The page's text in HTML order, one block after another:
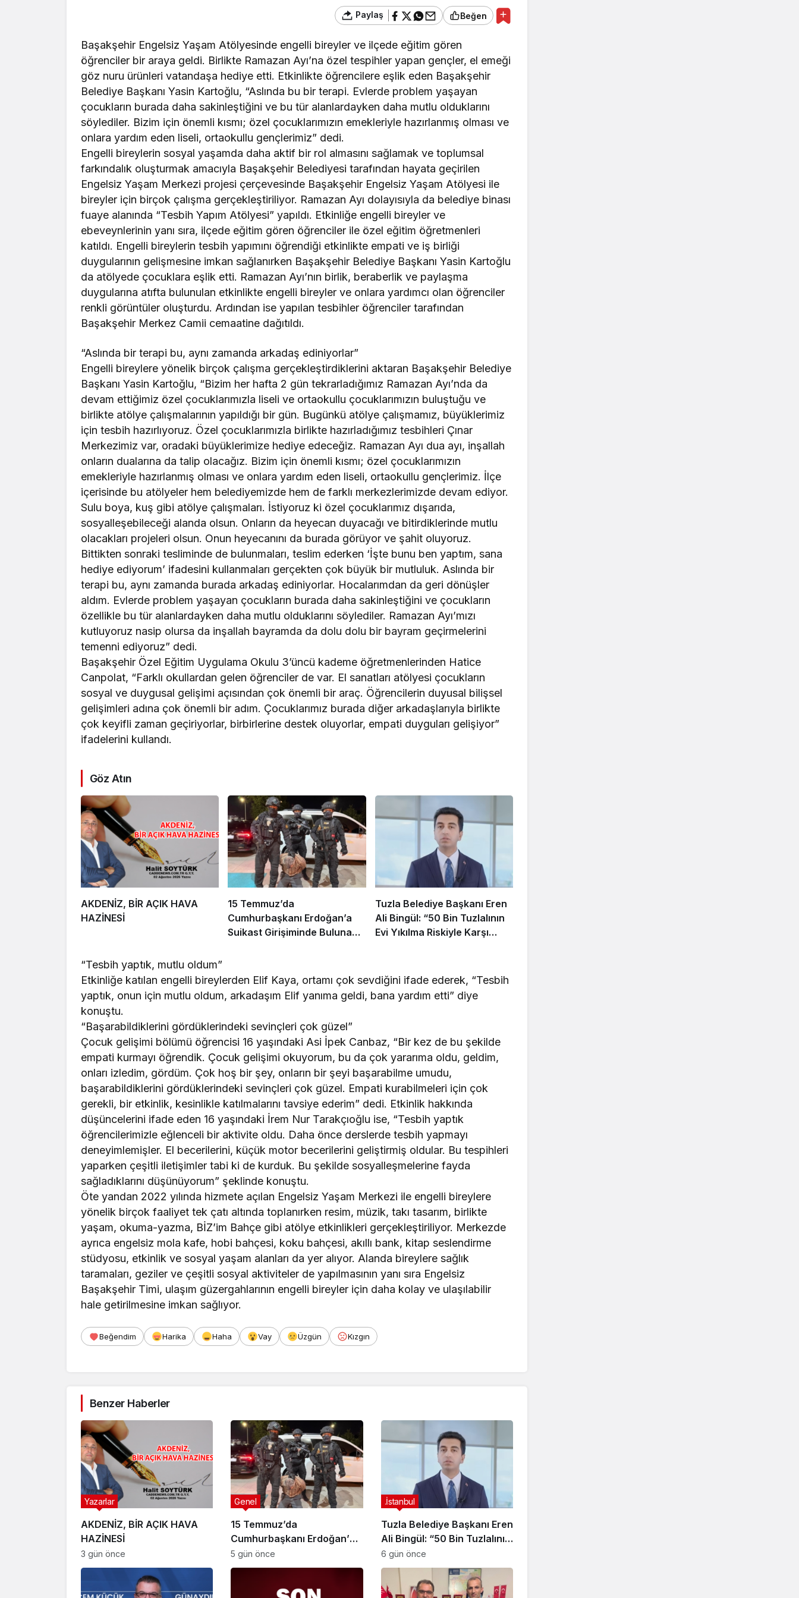
Paylaş Beğen
Başakşehir Engelsiz Yaşam Atölyesinde engelli bireyler ve ilçede eğitim gören
öğrenciler bir araya geldi. Birlikte Ramazan Ayı’na özel tespihler yapan gençler, el emeği
göz nuru ürünleri vatandaşa hediye etti. Etkinlikte öğrencilere eşlik eden Başakşehir
Belediye Başkanı Yasin Kartoğlu, “Aslında bu bir terapi. Evlerde problem yaşayan
çocukların burada daha sakinleştiğini ve bu tür alanlardayken daha mutlu olduklarını
söylediler. Bizim için önemli kısmı; özel çocuklarımızın emekleriyle hazırlanmış olması ve
onlara yardım eden liseli, ortaokullu gençlerimiz” dedi.
Engelli bireylerin sosyal yaşamda daha aktif bir rol almasını sağlamak ve toplumsal
farkındalık oluşturmak amacıyla Başakşehir Belediyesi tarafından hayata geçirilen
Engelsiz Yaşam Merkezi projesi çerçevesinde Başakşehir Engelsiz Yaşam Atölyesi ile
bireyler için birçok çalışma gerçekleştiriliyor. Ramazan Ayı dolayısıyla da belediye binası
fuaye alanında “Tesbih Yapım Atölyesi” yapıldı. Etkinliğe engelli bireyler ve
ebeveynlerinin yanı sıra, ilçede eğitim gören öğrenciler ile özel eğitim öğretmenleri
katıldı. Engelli bireylerin tesbih yapımını öğrendiği etkinlikte empati ve iş birliği
duygularının gelişmesine imkan sağlanırken Başakşehir Belediye Başkanı Yasin Kartoğlu
da atölyede çocuklara eşlik etti. Ramazan Ayı’nın birlik, beraberlik ve paylaşma
duygularına atıfta bulunulan etkinlikte engelli bireyler ve onlara yardımcı olan öğrenciler
renkli görüntüler oluşturdu. Ardından ise yapılan tesbihler öğrenciler tarafından
Başakşehir Merkez Camii cemaatine dağıtıldı.
“Aslında bir terapi bu, aynı zamanda arkadaş ediniyorlar”
Engelli bireylere yönelik birçok çalışma gerçekleştirdiklerini aktaran Başakşehir Belediye
Başkanı Yasin Kartoğlu, “Bizim her hafta 2 gün tekrarladığımız Ramazan Ayı’nda da
devam ettiğimiz özel çocuklarımızla liseli ve ortaokullu çocuklarımızın buluştuğu ve
birlikte atölye çalışmalarının yapıldığı bir gün. Bugünkü atölye çalışmamız, büyüklerimiz
için tesbih hazırlıyoruz. Özel çocuklarımızla birlikte hazırladığımız tesbihleri Çınar
Merkezimiz var, oradaki büyüklerimize hediye edeceğiz. Ramazan Ayı dua ayı, inşallah
onların dualarına da talip olacağız. Bizim için önemli kısmı; özel çocuklarımızın
emekleriyle hazırlanmış olması ve onlara yardım eden liseli, ortaokullu gençlerimiz. İlçe
içerisinde bu atölyeler hem belediyemizde hem de farklı merkezlerimizde devam ediyor.
Sulu boya, kuş gibi atölye çalışmaları. İstiyoruz ki özel çocuklarımız dışarıda,
sosyalleşebileceği alanda olsun. Onların da heyecan duyacağı ve bitirdiklerinde mutlu
olacakları projeleri olsun. Onun heyecanını da burada görüyor ve şahit oluyoruz.
Bittikten sonraki tesliminde de bulunmaları, teslim ederken ‘İşte bunu ben yaptım, sana
hediye ediyorum’ ifadesini kullanmaları gerçekten çok büyük bir mutluluk. Aslında bir
terapi bu, aynı zamanda burada arkadaş ediniyorlar. Hocalarımdan da geri dönüşler
aldım. Evlerde problem yaşayan çocukların burada daha sakinleştiğini ve çocukların
özellikle bu tür alanlardayken daha mutlu olduklarını söylediler. Ramazan Ayı’mızı
kutluyoruz nasip olursa da inşallah bayramda da dolu dolu bir bayram geçirmelerini
temenni ediyoruz” dedi.
Başakşehir Özel Eğitim Uygulama Okulu 3’üncü kademe öğretmenlerinden Hatice
Canpolat, “Farklı okullardan gelen öğrenciler de var. El sanatları atölyesi çocukların
sosyal ve duygusal gelişimi açısından çok önemli bir araç. Öğrencilerin duyusal bilişsel
gelişimleri adına çok önemli bir adım. Çocuklarımız burada diğer arkadaşlarıyla birlikte
çok keyifli zaman geçiriyorlar, birbirlerine destek oluyorlar, empati duyguları gelişiyor”
ifadelerini kullandı.
Göz Atın
AKDENİZ, BİR AÇIK HAVA
HAZİNESİ
15 Temmuz’da
Cumhurbaşkanı Erdoğan’a
Suikast Girişiminde Bulunan
Tuzla Belediye Başkanı Eren
Ali Bingül: “50 Bin Tuzlalının
Evi Yıkılma Riskiyle Karşı
“Tesbih yaptık, mutlu oldum”
Etkinliğe katılan engelli bireylerden Elif Kaya, ortamı çok sevdiğini ifade ederek, “Tesbih
yaptık, onun için mutlu oldum, arkadaşım Elif yanıma geldi, bana yardım etti” diye
konuştu.
“Başarabildiklerini gördüklerindeki sevinçleri çok güzel”
Çocuk gelişimi bölümü öğrencisi 16 yaşındaki Asi İpek Canbaz, “Bir kez de bu şekilde
empati kurmayı öğrendik. Çocuk gelişimi okuyorum, bu da çok yararıma oldu, geldim,
onları izledim, gördüm. Çok hoş bir şey, onların bir şeyi başarabilme umudu,
başarabildiklerini gördüklerindeki sevinçleri çok güzel. Empati kurabilmeleri için çok
gerekli, bir etkinlik, kesinlikle katılmalarını tavsiye ederim” dedi. Etkinlik hakkında
düşüncelerini ifade eden 16 yaşındaki İrem Nur Tarakçıoğlu ise, “Tesbih yaptık
öğrencilerimizle eğlenceli bir aktivite oldu. Daha önce derslerde tesbih yapmayı
deneyimlemişler. El becerilerini, küçük motor becerilerini geliştirmiş oldular. Bu tespihleri
yaparken çeşitli iletişimler tabi ki de kurduk. Bu şekilde sosyalleşmelerine fayda
sağladıklarını düşünüyorum” şeklinde konuştu.
Öte yandan 2022 yılında hizmete açılan Engelsiz Yaşam Merkezi ile engelli bireylere
yönelik birçok faaliyet tek çatı altında toplanırken resim, müzik, takı tasarım, birlikte
yaşam, okuma-yazma, BİZ’im Bahçe gibi atölye etkinlikleri gerçekleştiriliyor. Merkezde
ayrıca engelsiz mola kafe, hobi bahçesi, koku bahçesi, akıllı bank, kitap seslendirme
stüdyosu, etkinlik ve sosyal yaşam alanları da yer alıyor. Alanda bireylere sağlık
taramaları, geziler ve çeşitli sosyal aktiviteler de yapılmasının yanı sıra Engelsiz
Başakşehir Timi, ulaşım güzergahlarının engelli bireyler için daha kolay ve ulaşılabilir
hale getirilmesine imkan sağlıyor.
Beğendim Harika Haha Vay Üzgün Kızgın
Benzer Haberler
AKDENİZ, BİR AÇIK HAVA
HAZİNESİ
Yazarlar
3 gün önce
15 Temmuz’da
Cumhurbaşkanı Erdoğan’a
Suikast Girişiminde Bulunan
FETÖ Firarisi B.K.
Yakalandı
Genel
5 gün önce
Tuzla Belediye Başkanı Eren
Ali Bingül: “50 Bin Tuzlalının
Evi Yıkılma Riskiyle Karşı
Karşıya”
.İstanbul
6 gün önce